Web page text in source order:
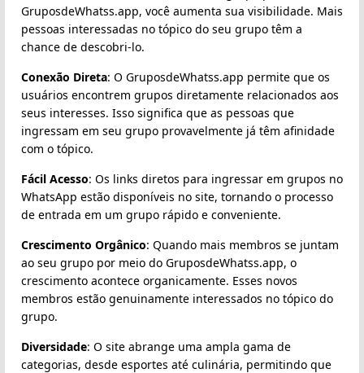
GruposdeWhatss.app, você aumenta sua visibilidade. Mais
pessoas interessadas no tópico do seu grupo têm a
chance de descobri-lo.
Conexão Direta: O GruposdeWhatss.app permite que os
usuários encontrem grupos diretamente relacionados aos
seus interesses. Isso significa que as pessoas que
ingressam em seu grupo provavelmente já têm afinidade
com o tópico.
Fácil Acesso: Os links diretos para ingressar em grupos no
WhatsApp estão disponíveis no site, tornando o processo
de entrada em um grupo rápido e conveniente.
Crescimento Orgânico: Quando mais membros se juntam
ao seu grupo por meio do GruposdeWhatss.app, o
crescimento acontece organicamente. Esses novos
membros estão genuinamente interessados no tópico do
grupo.
Diversidade: O site abrange uma ampla gama de
categorias, desde esportes até culinária, permitindo que